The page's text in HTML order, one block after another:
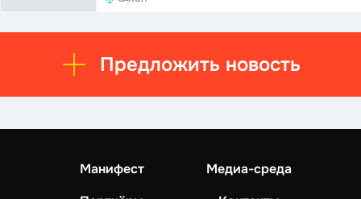
Предложить новость
Манифест
Медиа-среда